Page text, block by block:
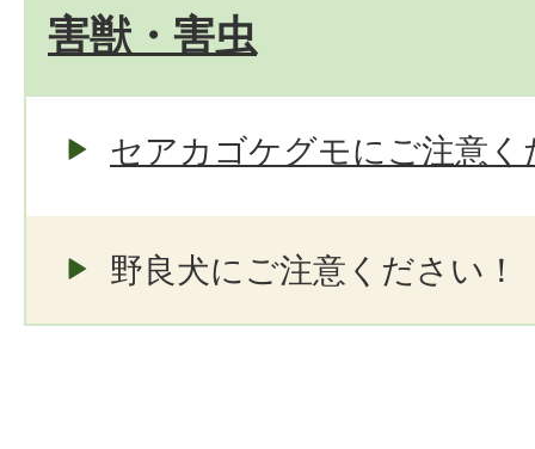
害獣・害虫
セアカゴケグモにご注意く
野良犬にご注意ください！